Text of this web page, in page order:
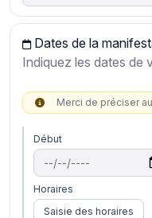
Dates de la
Indiquez les dates de
Merci de préciser
Début
Horaires
Saisie des horaires